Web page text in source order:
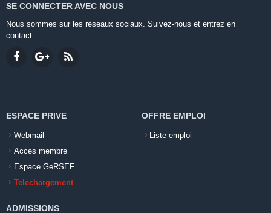
SE CONNECTER AVEC NOUS
Nous sommes sur les réseaux sociaux. Suivez-nous et entrez en
contact.
ESPACE PRIVE
Webmail
Acces membre
Espace GeRSEF
Telechargement
OFFRE EMPLOI
Liste emploi
ADMISSIONS